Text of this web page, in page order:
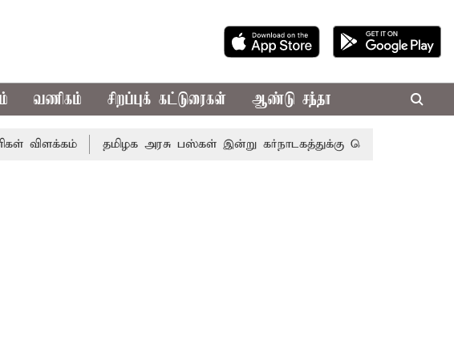
வணிகம் சிறப்புக் கட்டுரைகள் ஆண்டு சந்தா
தமிழக அரசு பஸ்கள் இன்று கர்நாடகத்துக்கு செல்லுமா? -